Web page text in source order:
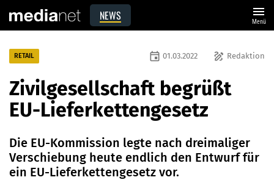
NEWS menu
Menü
RETAIL draw Redaktion
event 01.03.2022
Zivilgesellschaft begrüßt
EU-Lieferkettengesetz
Die EU-Kommission legte nach dreimaliger
Verschiebung heute endlich den Entwurf für
ein EU-Lieferkettengesetz vor.